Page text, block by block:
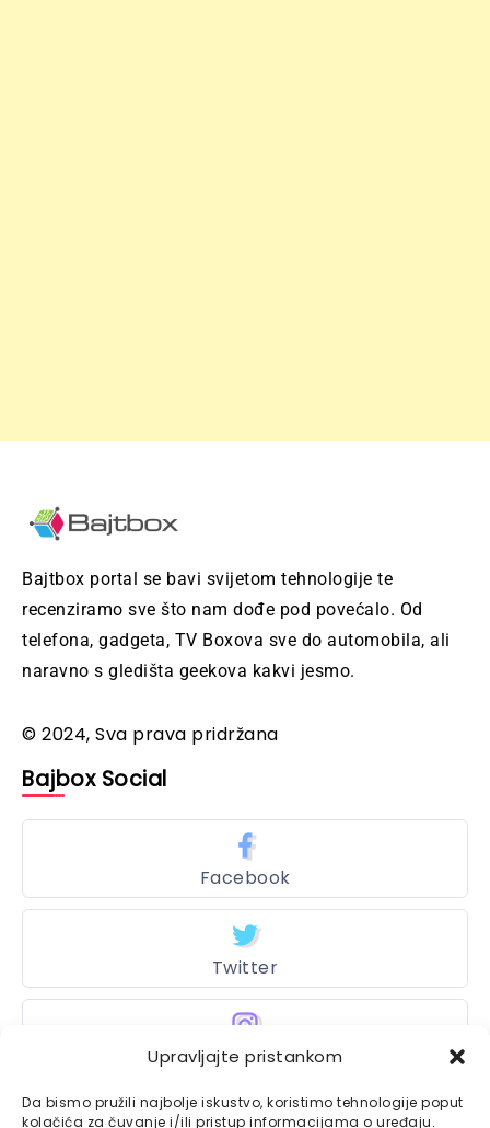
Upravljajte pristankom
Da bismo pružili najbolje iskustvo, koristimo tehnologije poput
kolačića za čuvanje i/ili pristup informacijama o uređaju.
Bajtbox portal se bavi svijetom tehnologije te
recenziramo sve što nam dođe pod povećalo. Od
telefona, gadgeta, TV Boxova sve do automobila, ali
naravno s gledišta geekova kakvi jesmo.
© 2024, Sva prava pridržana
Bajbox Social
Facebook
Twitter
Instagram